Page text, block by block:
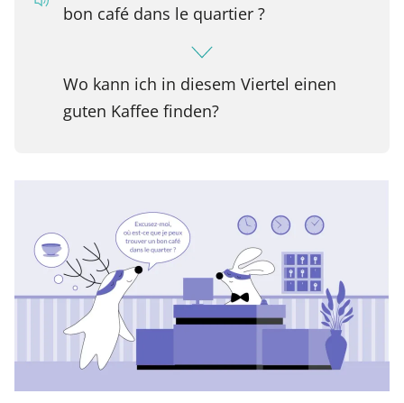
bon café dans le quartier ?
Wo kann ich in diesem Viertel einen
guten Kaffee finden?